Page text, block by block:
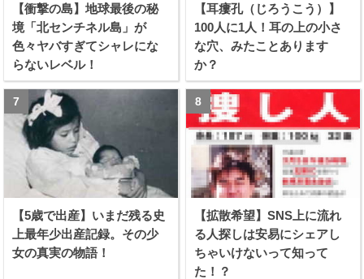
【衝撃の島】地球最後の秘
境「北センチネル島」が
色々ヤバすぎてシャレにな
らないレベル！
【耳瘻孔（じろうこう）】
100人に1人！耳の上の小さ
な穴、みたことあります
か？
【5歳で出産】いまだ残る史
上最年少出産記録。その少
女の真実の物語！
【拡散希望】SNS上に流れ
る人探しは安易にシェアし
ちゃいけないって知って
た！？